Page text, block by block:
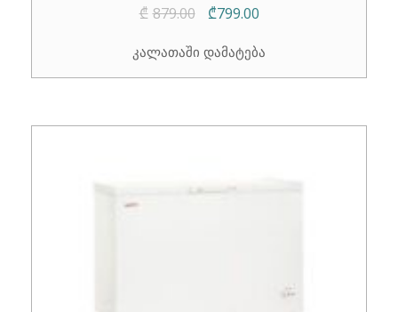
₾ 879.00
Original
was:
₾799.00Current
is:
კალათაში დამატება